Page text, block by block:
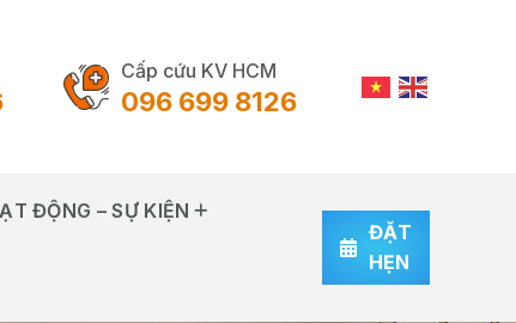
Cấp cứu KV HCM
096 699 8126
ĐỘNG – SỰ KIỆN
ĐẶT
HẸN